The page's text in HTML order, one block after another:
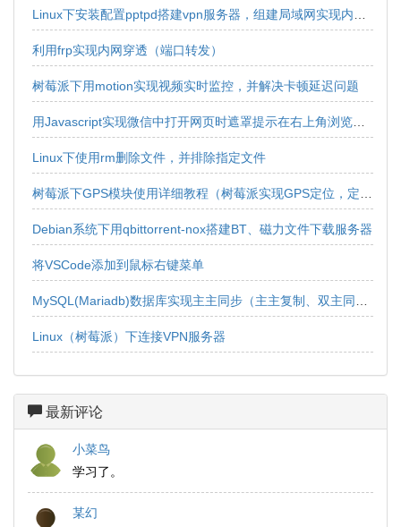
利用frp实现内网穿透（端口转发）
树莓派下用motion实现视频实时监控，并解决卡顿延迟问题
Linux下使用rm删除文件，并排除指定文件
Debian系统下用qbittorrent-nox搭建BT、磁力文件下载服务器
将VSCode添加到鼠标右键菜单
Linux（树莓派）下连接VPN服务器
最新评论
小菜鸟
学习了。
某幻